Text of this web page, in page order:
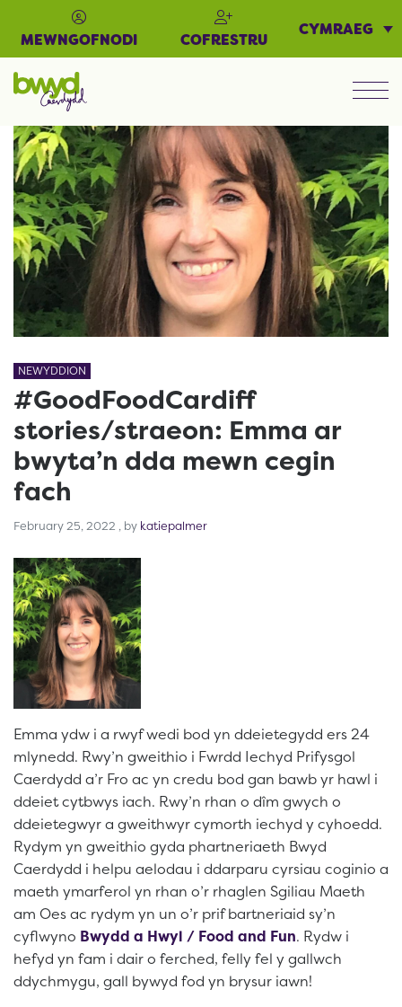
MEWNGOFNODI COFRESTRU
CYMRAEG
NEWYDDION
#GoodFoodCardiff
stories/straeon: Emma ar
bwyta’n dda mewn cegin
fach
February 25, 2022 February 25, 2022
, by katiepalmer
Emma ydw i a rwyf wedi bod yn ddeietegydd ers 24
mlynedd. Rwy’n gweithio i Fwrdd Iechyd Prifysgol
Caerdydd a’r Fro ac yn credu bod gan bawb yr hawl i
ddeiet cytbwys iach. Rwy’n rhan o dîm gwych o
ddeietegwyr a gweithwyr cymorth iechyd y cyhoedd.
Rydym yn gweithio gyda phartneriaeth Bwyd
Caerdydd i helpu aelodau i ddarparu cyrsiau coginio a
maeth ymarferol yn rhan o’r rhaglen Sgiliau Maeth
am Oes ac rydym yn un o’r prif bartneriaid sy’n
cyflwyno Bwydd a Hwyl / Food and Fun. Rydw i
hefyd yn fam i dair o ferched, felly fel y gallwch
ddychmygu, gall bywyd fod yn brysur iawn!